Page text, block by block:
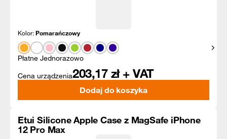
Kolor:Pomarańczowy
Płatne Jednorazowo
Cena urządzenia203,17 zł + VAT
Dodaj do koszyka
Etui Silicone Apple Case z MagSafe iPhone
12 Pro Max